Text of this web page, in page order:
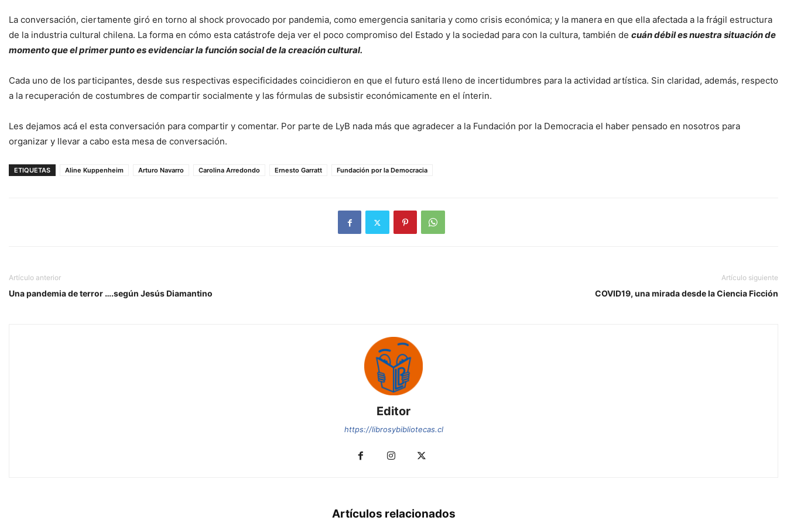
La conversación, ciertamente giró en torno al shock provocado por pandemia, como emergencia sanitaria y como crisis económica; y la manera en que ella afectada a la frágil estructura
de la industria cultural chilena. La forma en cómo esta catástrofe deja ver el poco compromiso del Estado y la sociedad para con la cultura, también de cuán débil es nuestra situación de
momento que el primer punto es evidenciar la función social de la creación cultural.
Cada uno de los participantes, desde sus respectivas especificidades coincidieron en que el futuro está lleno de incertidumbres para la actividad artística. Sin claridad, además, respecto
a la recuperación de costumbres de compartir socialmente y las fórmulas de subsistir económicamente en el ínterin.
Les dejamos acá el esta conversación para compartir y comentar. Por parte de LyB nada más que agradecer a la Fundación por la Democracia el haber pensado en nosotros para
organizar y llevar a cabo esta mesa de conversación.
ETIQUETAS Aline Kuppenheim Arturo Navarro Carolina Arredondo Ernesto Garratt Fundación por la Democracia
Artículo anterior
Una pandemia de terror ….según Jesús Diamantino
Artículo siguiente
COVID19, una mirada desde la Ciencia Ficción
Editor
https://librosybibliotecas.cl
Artículos relacionados